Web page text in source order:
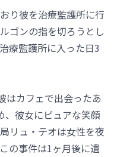
り彼を治療監護所に行
ゴンの指を切ろうとし
療監護所に入った日3
はカフェで出会ったあ
、彼女にピュアな笑顔
リュ・テオは女性を夜
の事件は1ヶ月後に遺